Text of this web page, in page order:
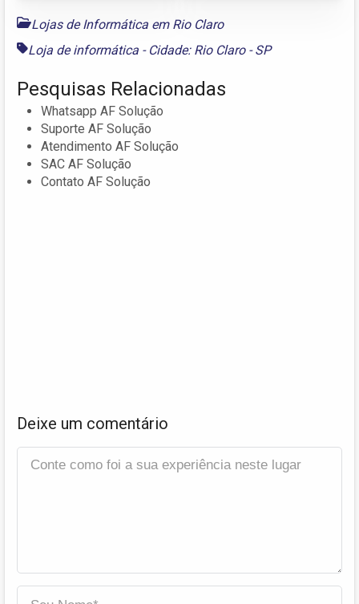
Lojas de Informática em Rio Claro
Loja de informática - Cidade: Rio Claro - SP
Pesquisas Relacionadas
Whatsapp AF Solução
Suporte AF Solução
Atendimento AF Solução
SAC AF Solução
Contato AF Solução
Deixe um comentário